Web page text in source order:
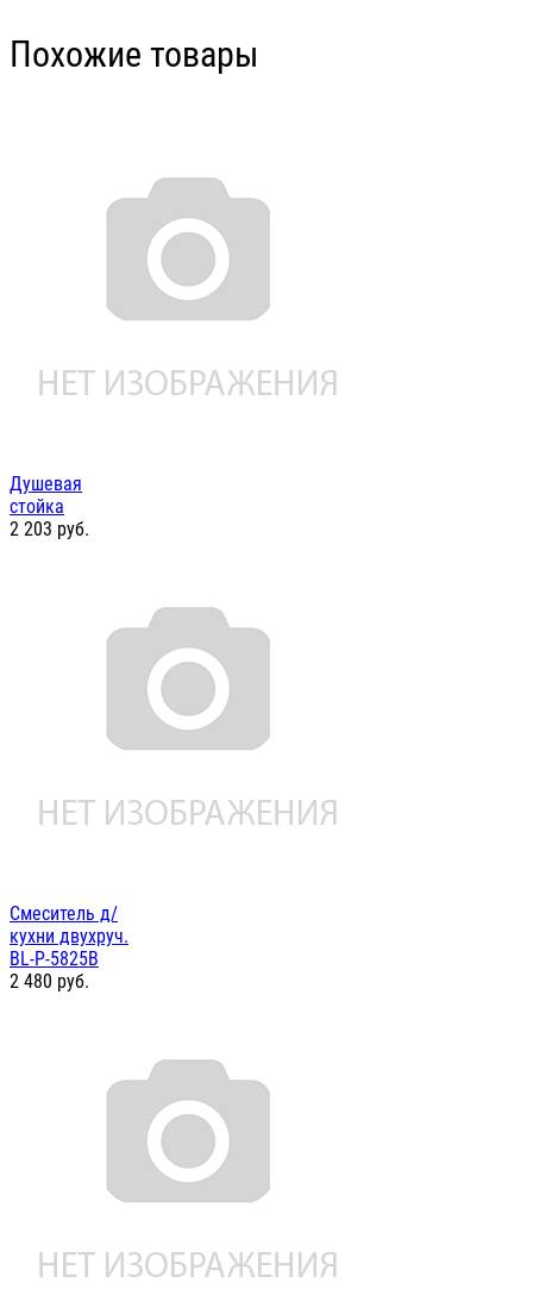
Похожие товары
Душевая
стойка
2 203 руб.
Смеситель д/
кухни двухруч.
BL-P-5825B
2 480 руб.